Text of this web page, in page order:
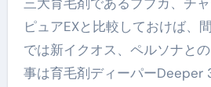
較する!!
ピュアEXと比較しておけば、
では新イクオス、ペルソナと
事は育毛剤ディーパーDeeper